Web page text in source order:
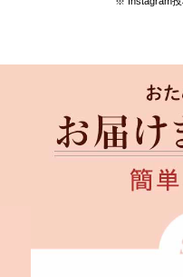
しい